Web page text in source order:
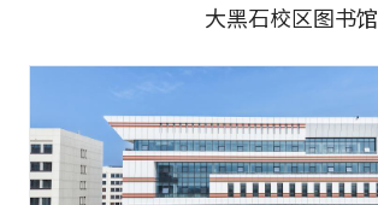
大黑石校区图书馆